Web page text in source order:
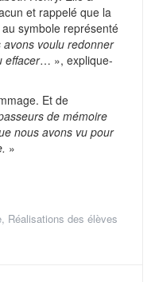
et rappelé que la
symbole représenté
avons voulu redonner
effacer… », explique-
Et de
de mémoire
nous avons vu pour
»
, Réalisations des élèves